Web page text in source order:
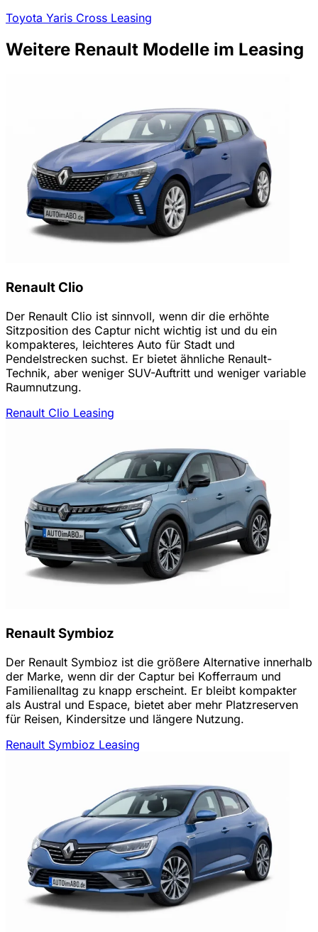
Toyota Yaris Cross Leasing
Weitere Renault Modelle im Leasing
Renault Clio
Der Renault Clio ist sinnvoll, wenn dir die erhöhte
Sitzposition des Captur nicht wichtig ist und du ein
kompakteres, leichteres Auto für Stadt und
Pendelstrecken suchst. Er bietet ähnliche Renault-
Technik, aber weniger SUV-Auftritt und weniger variable
Raumnutzung.
Renault Clio Leasing
Renault Symbioz
Der Renault Symbioz ist die größere Alternative innerhalb
der Marke, wenn dir der Captur bei Kofferraum und
Familienalltag zu knapp erscheint. Er bleibt kompakter
als Austral und Espace, bietet aber mehr Platzreserven
für Reisen, Kindersitze und längere Nutzung.
Renault Symbioz Leasing